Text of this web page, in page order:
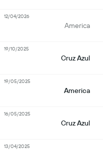
America
12/04/2026
Cruz Azul
19/10/2025
America
19/05/2025
Cruz Azul
16/05/2025
13/04/2025